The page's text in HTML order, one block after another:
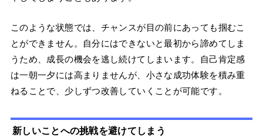
このような状態では、チャンスが目の前にあっても掴むこ
とができません。自分にはできないと最初から諦めてしま
うため、成長の機会を逃し続けてしまいます。自己肯定感
は一朝一夕には高まりませんが、小さな成功体験を積み重
ねることで、少しずつ改善していくことが可能です。
新しいことへの挑戦を避けてしまう